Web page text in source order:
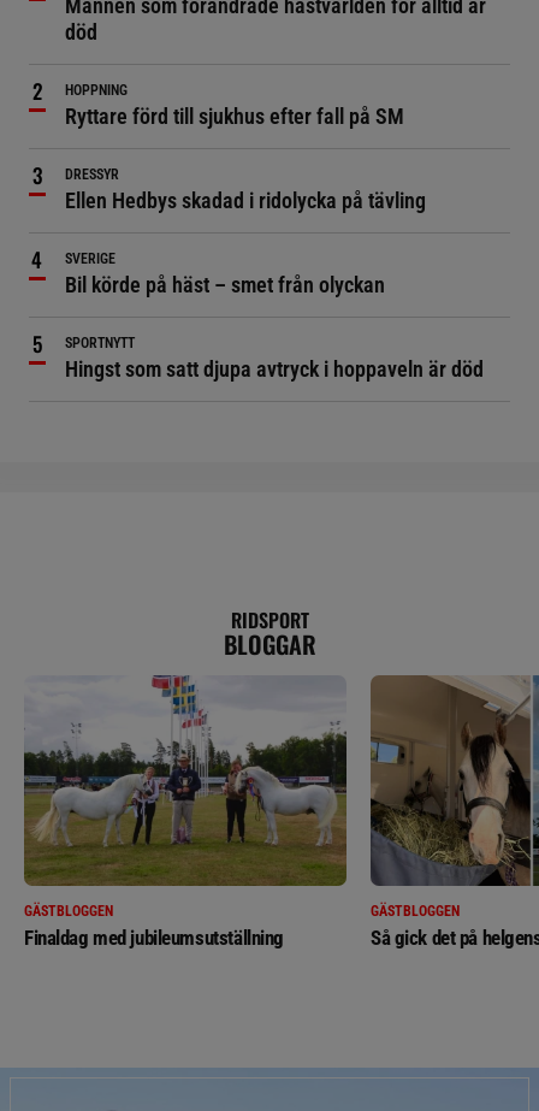
Mannen som förändrade hästvärlden för alltid är
död
HOPPNING
Ryttare förd till sjukhus efter fall på SM
DRESSYR
Ellen Hedbys skadad i ridolycka på tävling
SVERIGE
Bil körde på häst – smet från olyckan
SPORTNYTT
Hingst som satt djupa avtryck i hoppaveln är död
RIDSPORT
BLOGGAR
GÄSTBLOGGEN
Finaldag med jubileumsutställning
GÄSTBLOGGEN
Så gick det på